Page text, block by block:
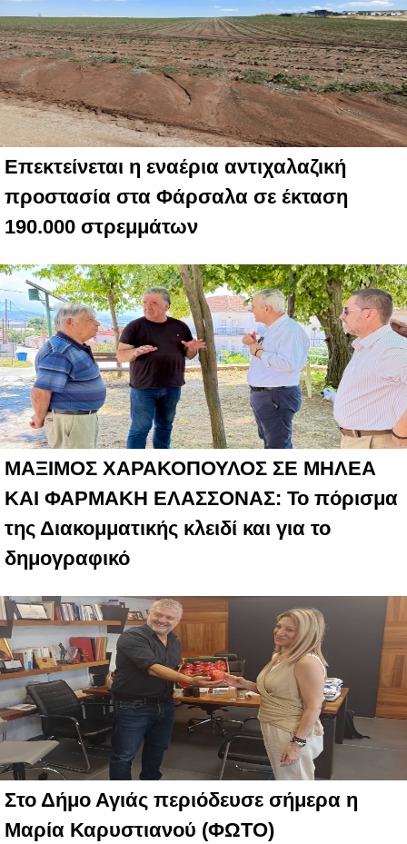
Επεκτείνεται η εναέρια αντιχαλαζική
προστασία στα Φάρσαλα σε έκταση
190.000 στρεμμάτων
ΜΑΞΙΜΟΣ ΧΑΡΑΚΟΠΟΥΛΟΣ ΣΕ ΜΗΛΕΑ
ΚΑΙ ΦΑΡΜΑΚΗ ΕΛΑΣΣΟΝΑΣ: Το πόρισμα
της Διακομματικής κλειδί και για το
δημογραφικό
Στο Δήμο Αγιάς περιόδευσε σήμερα η
Μαρία Καρυστιανού (ΦΩΤΟ)